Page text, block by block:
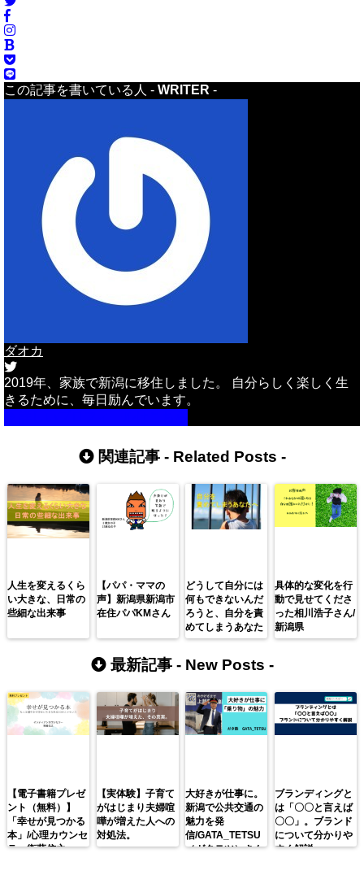
この記事を書いている人 - WRITER -
ダオカ
2019年、家族で新潟に移住しました。 自分らしく楽しく生
きるために、毎日励んでいます。
関連記事 - Related Posts -
人生を変えるくら
い大きな、日常の
些細な出来事
【パパ・ママの
声】新潟県新潟市
在住パパKMさん
どうして自分には
何もできないんだ
ろうと、自分を責
めてしまうあなた
へ
具体的な変化を行
動で見せてくださ
った相川浩子さん/
新潟県
最新記事 - New Posts -
【電子書籍プレゼ
ント（無料）】
「幸せが見つかる
本」/心理カウンセ
ラー衛藤信之
【実体験】子育て
がはじまり夫婦喧
嘩が増えた人への
対処法。
大好きが仕事に。
新潟で公共交通の
魅力を発
信/GATA_TETSU
（ガタテツ）さん
ブランディングと
は「〇〇と言えば
〇〇」。ブランド
について分かりや
すく解説。